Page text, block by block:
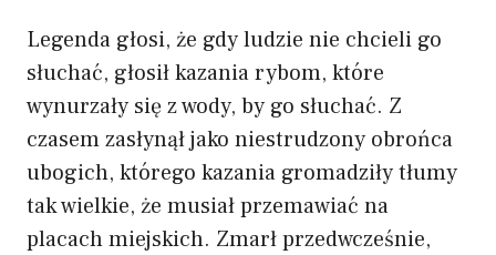
Legenda głosi, że gdy ludzie nie chcieli go
słuchać, głosił kazania rybom, które
wynurzały się z wody, by go słuchać. Z
czasem zasłynął jako niestrudzony obrońca
ubogich, którego kazania gromadziły tłumy
tak wielkie, że musiał przemawiać na
placach miejskich. Zmarł przedwcześnie,